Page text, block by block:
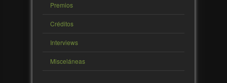
Premios
Créditos
Interviews
Misceláneas